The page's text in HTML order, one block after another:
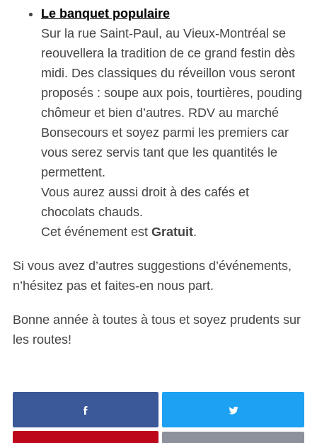
Le banquet populaire
Sur la rue Saint-Paul, au Vieux-Montréal se
reouvellera la tradition de ce grand festin dès
midi. Des classiques du réveillon vous seront
proposés : soupe aux pois, tourtières, pouding
chômeur et bien d’autres. RDV au marché
Bonsecours et soyez parmi les premiers car
vous serez servis tant que les quantités le
permettent.
Vous aurez aussi droit à des cafés et
chocolats chauds.
Cet événement est Gratuit.
Si vous avez d’autres suggestions d’événements,
n’hésitez pas et faites-en nous part.
Bonne année à toutes à tous et soyez prudents sur
les routes!